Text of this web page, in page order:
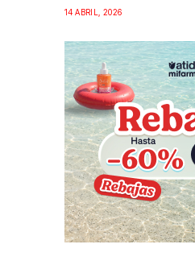
14 ABRIL, 2026